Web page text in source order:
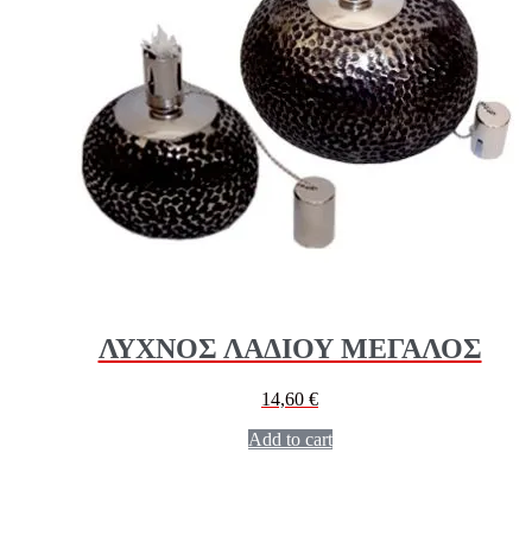
ΛΥΧΝΟΣ ΛΑΔΙΟΥ ΜΕΓΑΛΟΣ
14,60 €
Add to cart